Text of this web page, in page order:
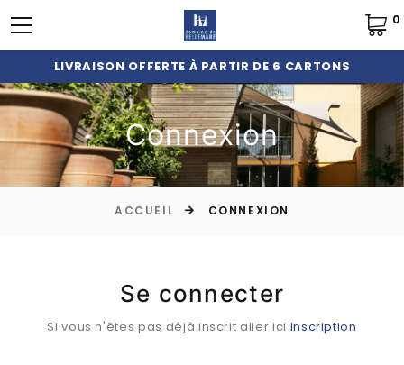
LIVRAISON OFFERTE À PARTIR DE 6 CARTONS
0
Connexion
ACCUEIL CONNEXION
Se connecter
Si vous n'êtes pas déjà inscrit aller ici Inscription